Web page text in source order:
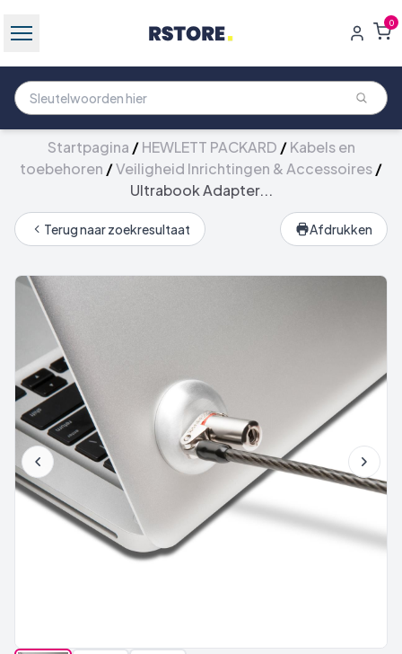
0
Startpagina /HEWLETT PACKARD /Kabels en
toebehoren /Veiligheid Inrichtingen & Accessoires/
Ultrabook Adapter...
Terug naar zoekresultaat Afdrukken